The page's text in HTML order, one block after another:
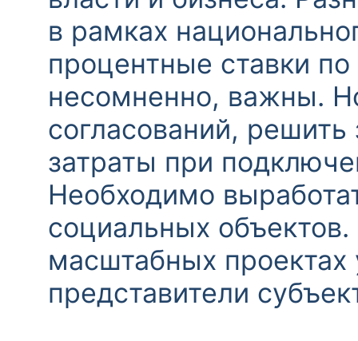
в рамках
процентные ставки
несомненно, важны.
согласований,
затраты при
Необходимо
социальных
масштабных проектах
представители